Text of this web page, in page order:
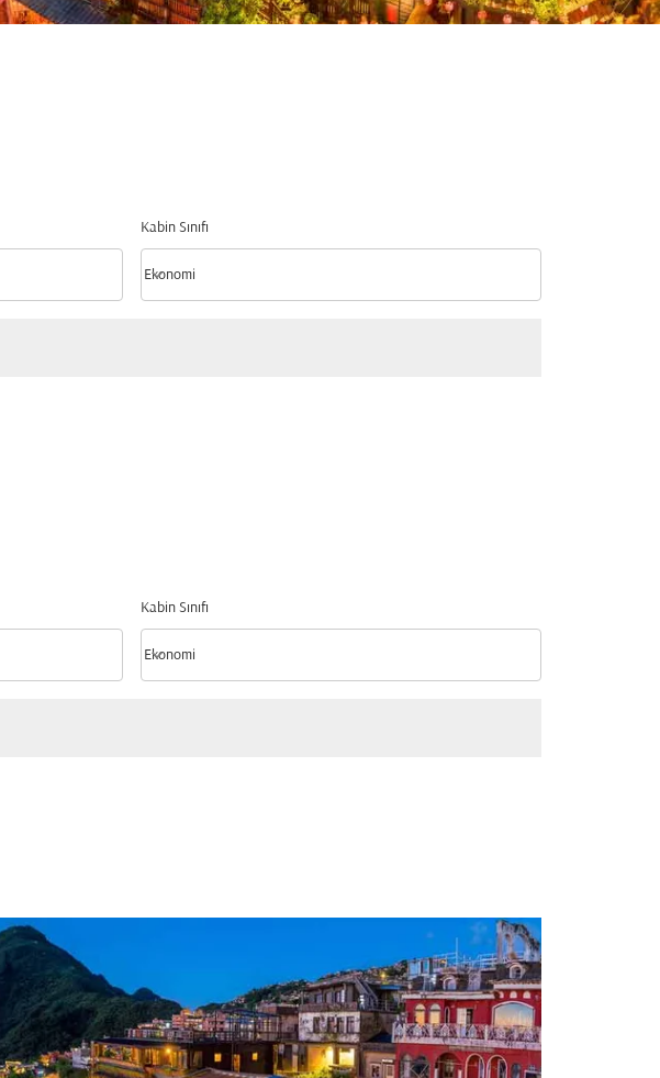
Kabin Sınıfı
Kabin Sınıfı option Ekonomi Selected
Ekonomi
keyboard_arrow_down
Kabin Sınıfı
Kabin Sınıfı option Ekonomi Selected
Ekonomi
keyboard_arrow_down